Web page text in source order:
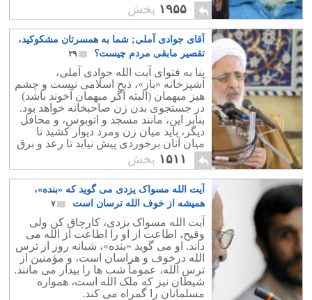
۱۹۵۵ پخش
آقای جوادی آملی; شما به همسرتان مشکوکید،
تقصیر مابقی مردم چیست؟
۲۹
بنا به فتوای آیت الله جوادی آملی،
آشپزخانه «باز»، ذبح اسلامی نیست و چشم
هیز میهمان (البته اگر میهمان آخوند باشد)
در جستجوی بدن زن صاحبخانه خواهد بود.
بنابر این، مانند مسجد و اتوبوس، و محافل
دیگر، باید میان زن ومرد دیوار کشید تا
میان آنان برخوردی پیش نیاید تا رعد و برق
تولید نشود.
۱۵۱۱ پخش
آیت الله مسواک یزدی می گوید که «بنده»،
همیشه از خوف الله ترسان است
۷
آیت الله مسواک یزدی، کارچاق کن ولی
وقیح، اطاعت از او را اطاعت از الله می
داند. او می گوید «بنده»، شبانه روز از ترس
الله درخوف و هراسان است، و مؤمنین از
ترس الله، عموماً شب ها را بیدار می مانند.
شیطان نیز که ملک الله است، همواره
مسلمانان را گمراه می کند.